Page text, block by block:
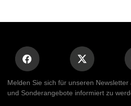
Melden Sie sich für unseren
und Sonderangebote informiert zu